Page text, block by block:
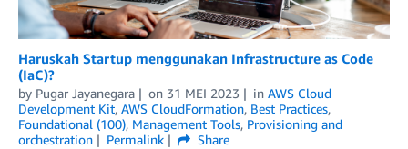
Haruskah Startup menggunakan Infrastructure as Code
(IaC)?
by Pugar Jayanegara on 31 MEI 2023 in AWS Cloud
Development Kit, AWS CloudFormation, Best Practices,
Foundational (100), Management Tools, Provisioning and
orchestration
Permalink
Share